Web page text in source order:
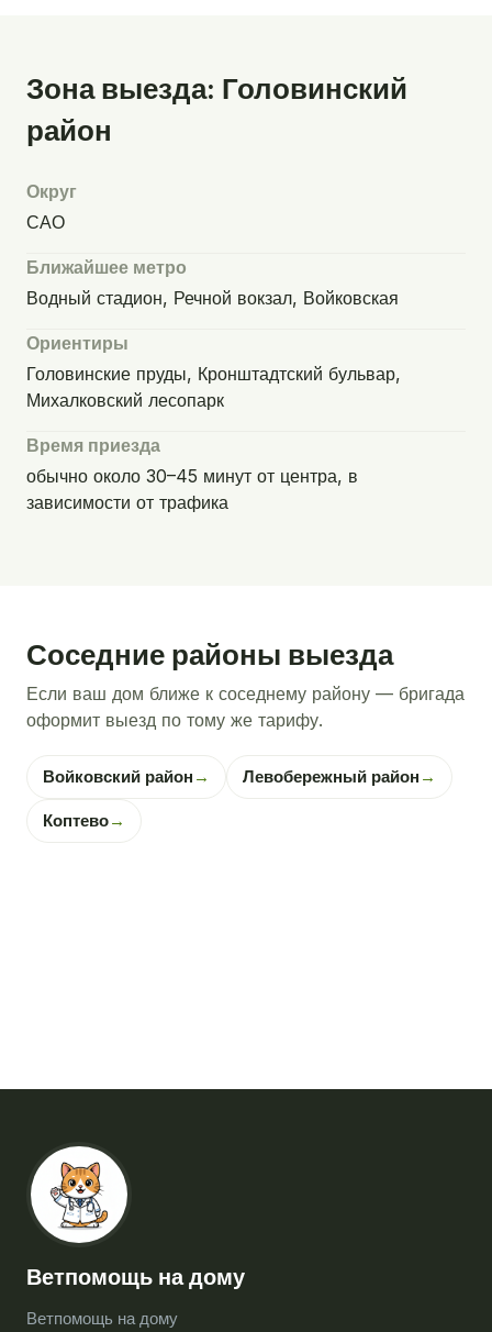
Зона выезда: Головинский
район
Округ
САО
Ближайшее метро
Водный стадион, Речной вокзал, Войковская
Ориентиры
Головинские пруды, Кронштадтский бульвар,
Михалковский лесопарк
Время приезда
обычно около 30–45 минут от центра, в
зависимости от трафика
Соседние районы выезда
Если ваш дом ближе к соседнему району — бригада
оформит выезд по тому же тарифу.
Войковский район → Левобережный район →
Коптево→
Ветпомощь на дому
Ветпомощь на дому